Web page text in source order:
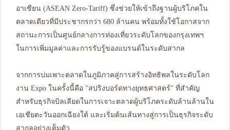
อาเซียน (ASEAN Zero-Tariff) ซึ่งช่วยให้เข้าถึงฐานผู้บริโภคใน
ตลาดเดียวที่มีประชากรกว่า 680 ล้านคน พร้อมทั้งใช้โอกาสจาก
สถานะการเป็นศูนย์กลางการท่องเที่ยวระดับโลกของกรุงเทพฯ
ในการเพิ่มมูลค่าและการรับรู้ของแบรนด์ในระดับสากล
จากการบ่มเพาะตลาดในภูมิภาคสู่การสร้างอิทธิพลในระดับโลก
งาน Expo ในครั้งนี้คือ "สปริงบอร์ดทางยุทธศาสตร์" ที่สำคัญ
สำหรับธุรกิจบิลเลียดในการเจาะตลาดผู้บริโภคระดับล้านล้านใน
เอเชียตะวันออกเฉียงใต้ และเริ่มต้นเส้นทางสู่การเป็นธุรกิจระดับ
สากลอย่างเต็มตัว